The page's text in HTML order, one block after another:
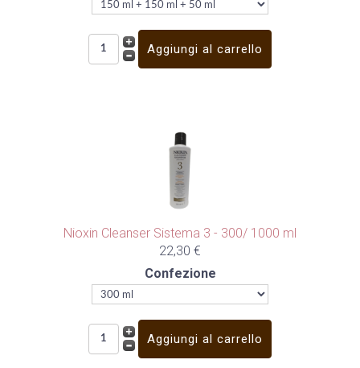
Nioxin Cleanser Sistema 3 - 300/ 1000 ml
22,30 €
Confezione